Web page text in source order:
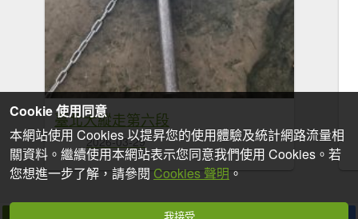
臺北大縱走第六段
2026-03-29
Cookie 使用同意
本網站使用 Cookies 以提昇您的使用體驗及統計網路流量相
關資料。繼續使用本網站表示您同意我們使用 Cookies。若
您想進一步了解，請參閱 Cookies 聲明 。